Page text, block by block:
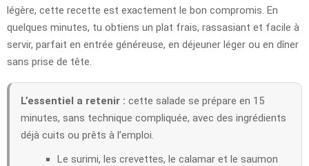
légère, cette recette est exactement le bon compromis. En
quelques minutes, tu obtiens un plat frais, rassasiant et facile à
servir, parfait en entrée généreuse, en déjeuner léger ou en dîner
sans prise de tête.
L’essentiel a retenir : cette salade se prépare en 15
minutes, sans technique compliquée, avec des ingrédients
déjà cuits ou prêts à l’emploi.
Le surimi, les crevettes, le calamar et le saumon